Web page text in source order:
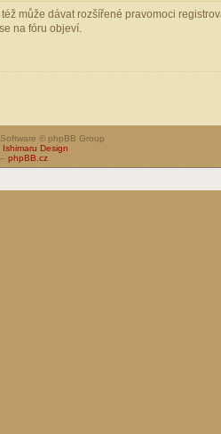
může dávat rozšířené pravomoci
na fóru objeví.
© phpBB Group
Ishimaru Design
phpBB.cz